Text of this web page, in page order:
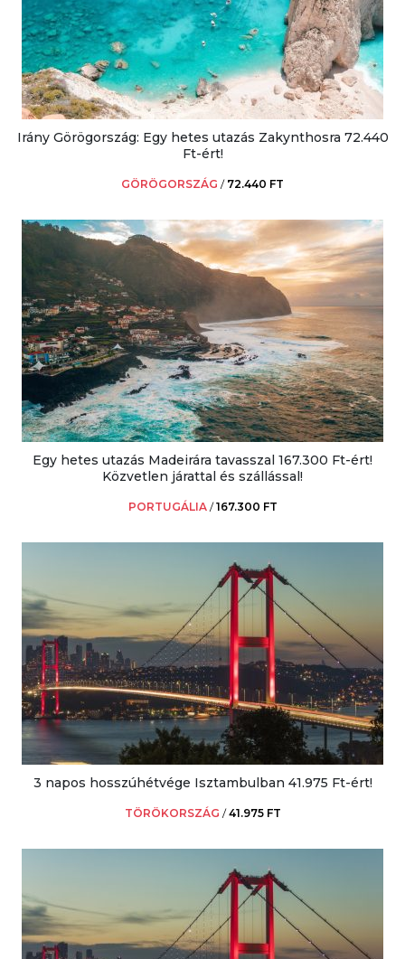
Irány Görögország: Egy hetes utazás Zakynthosra 72.440
Ft-ért!
GÖRÖGORSZÁG / 72.440 FT
Egy hetes utazás Madeirára tavasszal 167.300 Ft-ért!
Közvetlen járattal és szállással!
PORTUGÁLIA /167.300 FT
3 napos hosszúhétvége Isztambulban 41.975 Ft-ért!
TÖRÖKORSZÁG /41.975 FT